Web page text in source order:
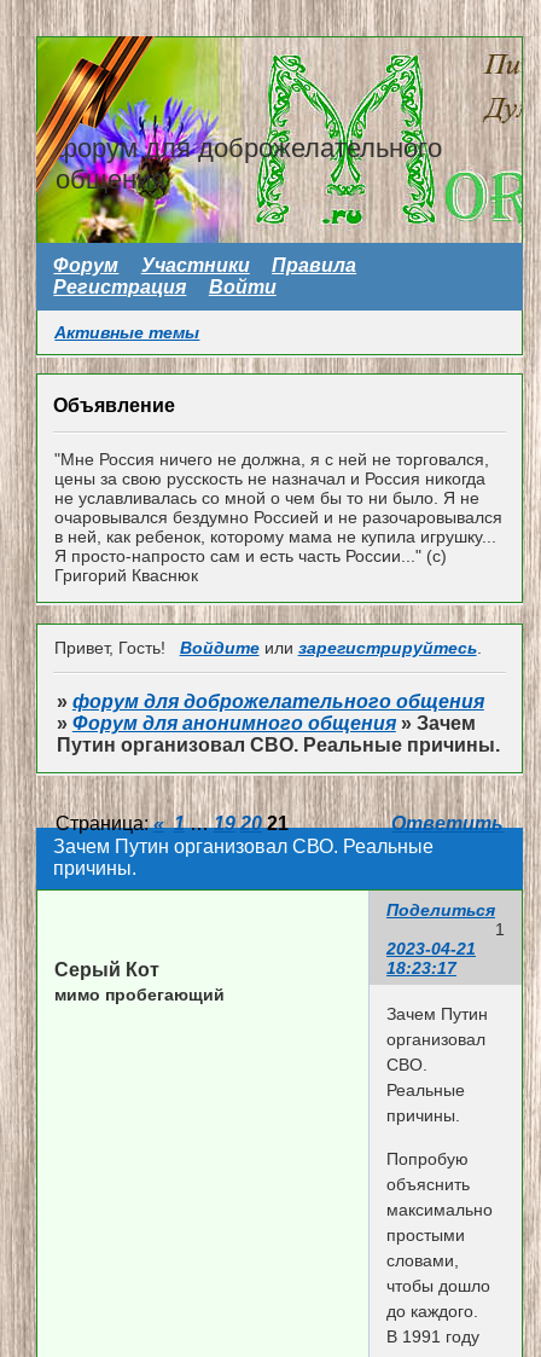
форум для доброжелательного
общения
Форум Участники
Правила
Регистрация
Войти
Активные темы
Объявление
"Мне Россия ничего не должна, я с ней не торговался,
цены за свою русскость не назначал и Россия никогда
не уславливалась со мной о чем бы то ни было. Я не
очаровывался бездумно Россией и не разочаровывался
в ней, как ребенок, которому мама не купила игрушку...
Я просто-напросто сам и есть часть России..." (с)
Григорий Кваснюк
Привет, Гость! Войдитеили зарегистрируйтесь.
» форум для доброжелательного общения
» Форум для анонимного общения » Зачем
Путин организовал СВО. Реальные причины.
Зачем Путин организовал СВО. Реальные
причины.
Страница:« 1 … 19 20 21 Ответить
Поделиться
1
2023-04-21
18:23:17
Серый Кот
мимо пробегающий
Зачем Путин
организовал
СВО.
Реальные
причины.
Попробую
объяснить
максимально
простыми
словами,
чтобы дошло
до каждого.
В 1991 году